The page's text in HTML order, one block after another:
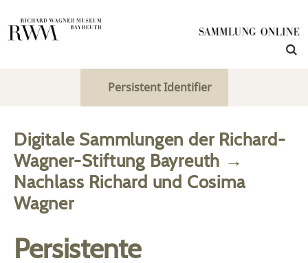
Persistent Identifier
Digitale Sammlungen der Richard-
Wagner-Stiftung Bayreuth →
Nachlass Richard und Cosima
Wagner
Persistente